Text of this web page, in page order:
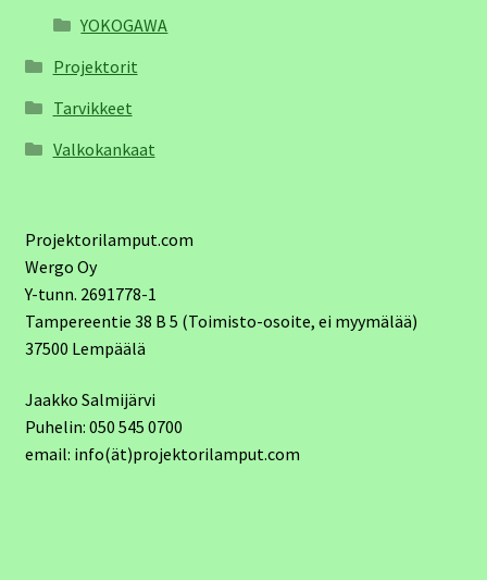
YOKOGAWA
Projektorit
Tarvikkeet
Valkokankaat
Projektorilamput.com
Wergo Oy
Y-tunn. 2691778-1
Tampereentie 38 B 5 (Toimisto-osoite, ei myymälää)
37500 Lempäälä
Jaakko Salmijärvi
Puhelin: 050 545 0700
email: info(ät)projektorilamput.com